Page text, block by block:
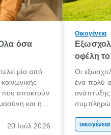
όσα
μία από
που αποκτούν
και η
κάθε
20 Ιούλ 2026
Οικογένεια
οφέλη
Οι
ένα πολύ
της